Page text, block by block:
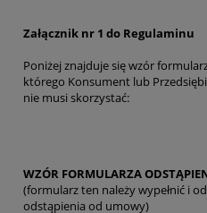
Załącznik nr 1 do Regulaminu
Poniżej znajduje się wzór
którego Konsument lub
nie musi skorzystać:
WZÓR FORMULARZA
(formularz ten należy wypełnić i
odstąpienia od umowy)